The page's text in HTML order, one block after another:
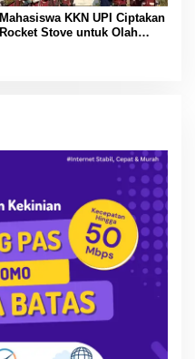
Mahasiswa KKN UPI Ciptakan
Rocket Stove untuk Olah